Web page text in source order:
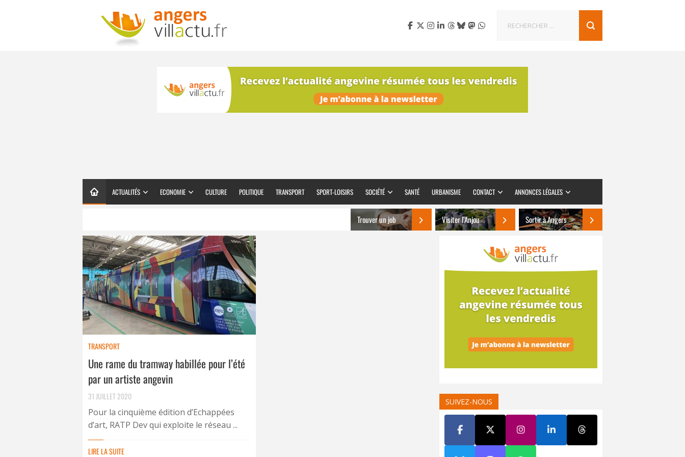
ACTUALITÉS ECONOMIE CULTURE POLITIQUE TRANSPORT SPORT-LOISIRS SOCIÉTÉ SANTÉ URBANISME CONTACT ANNONCES LÉGALES
Trouver un job Visiter l’Anjou Sortir à Angers
TRANSPORT
Une rame du tramway habillée pour l’été
par un artiste angevin
31 JUILLET 2020
Pour la cinquième édition d’Echappées
d’art, RATP Dev qui exploite le réseau ...
LIRE LA SUITE
SUIVEZ-NOUS